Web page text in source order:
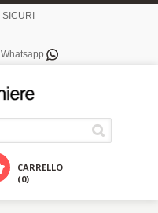
CARRELLO
(0)